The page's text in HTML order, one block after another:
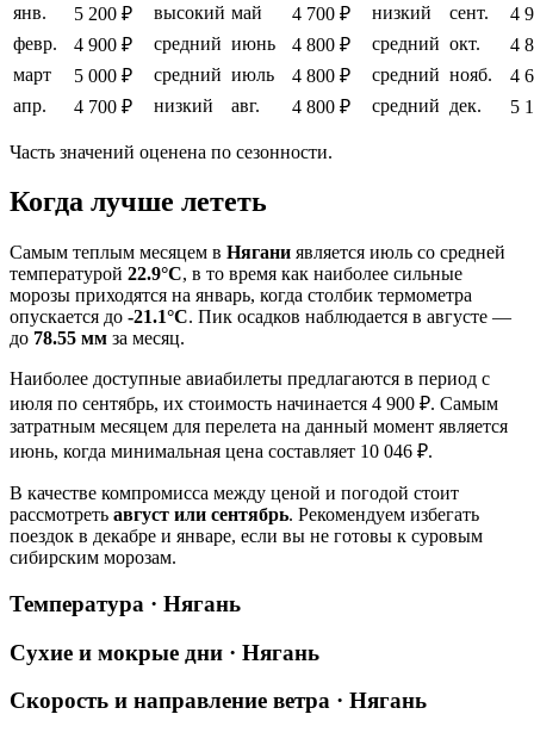
янв.
5 200 ₽ высокий май 4 700 ₽ низкий сент.
4
февр.
4 900 ₽ средний июнь 4 800 ₽ средний окт.
4
март
5 000 ₽ средний июль 4 800 ₽ средний нояб.
4
апр.
4 700 ₽ низкий авг. 4 800 ₽ средний дек. 5
Часть значений оценена по сезонности.
Когда лучше лететь
Самым теплым месяцем в Нягани является июль со средней
температурой 22.9°C, в то время как наиболее сильные
морозы приходятся на январь, когда столбик термометра
опускается до -21.1°C. Пик осадков наблюдается в августе —
до 78.55 мм за месяц.
Наиболее доступные авиабилеты предлагаются в период с
июля по сентябрь, их стоимость начинается 4 900 ₽. Самым
затратным месяцем для перелета на данный момент является
июнь, когда минимальная цена составляет 10 046 ₽.
В качестве компромисса между ценой и погодой стоит
рассмотреть август или сентябрь. Рекомендуем избегать
поездок в декабре и январе, если вы не готовы к суровым
сибирским морозам.
Температура · Нягань
Сухие и мокрые дни · Нягань
Скорость и направление ветра · Нягань